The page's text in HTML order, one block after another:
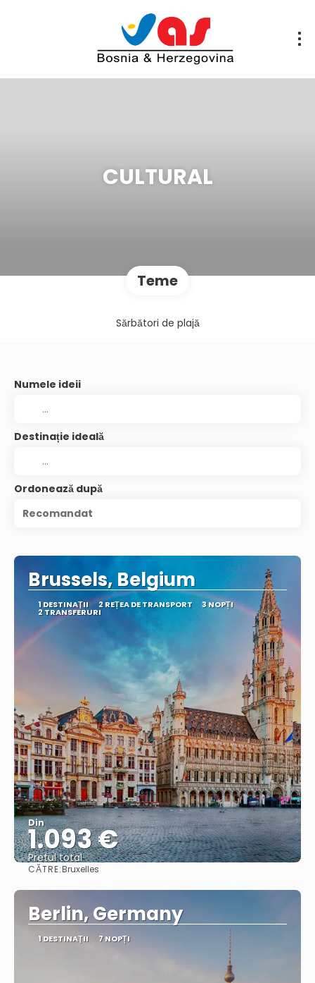
CULTURAL
Teme
Sărbători de plajă
Numele ideii
Destinație ideală
Ordonează după
Recomandat
Brussels, Belgium
1 DESTINAŢII 2 REȚEA DE TRANSPORT 3 NOPȚI
2 TRANSFERURI
Din
1.093 €
Pretul total
CĂTRE:Bruxelles
Berlin, Germany
1 DESTINAŢII 7 NOPȚI